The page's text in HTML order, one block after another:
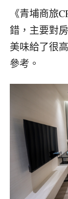
《青埔商旅
錯，主要對
美味給了很
參考。